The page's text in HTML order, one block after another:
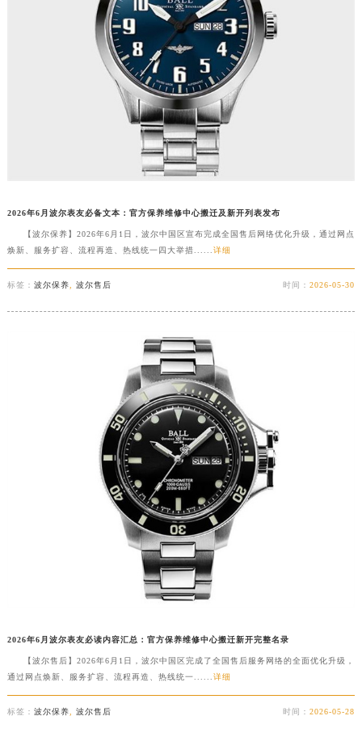
2026年6月波尔表友必备文本：官方保养维修中心搬迁及新开列表发布
【波尔保养】2026年6月1日，波尔中国区宣布完成全国售后网络优化升级，通过网点
焕新、服务扩容、流程再造、热线统一四大举措...... 详细
标签： 波尔保养 波尔售后 时间：2026-05-30
2026年6月波尔表友必读内容汇总：官方保养维修中心搬迁新开完整名录
【波尔售后】2026年6月1日，波尔中国区完成了全国售后服务网络的全面优化升级，
通过网点焕新、服务扩容、流程再造、热线统一...... 详细
标签： 波尔保养 波尔售后 时间：2026-05-28